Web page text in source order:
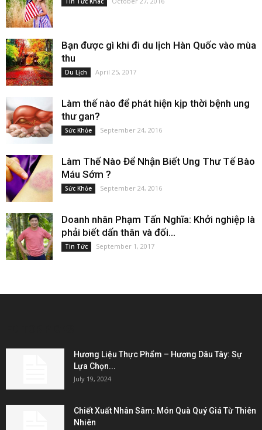
Bạn được gì khi đi du lịch Hàn Quốc vào mùa
thu
Du Lịch April 25, 2017
Làm thế nào để phát hiện kịp thời bệnh ung
thư gan?
Sức Khỏe September 24, 2016
Làm Thế Nào Để Nhận Biết Ung Thư Tế Bào
Máu Sớm ?
Sức Khỏe September 24, 2016
Doanh nhân Phạm Tấn Nghĩa: Khởi nghiệp là
phải biết dấn thân và đối...
Tin Tức September 1, 2017
Hương Liệu Thực Phẩm – Hương Dâu Tây: Sự
Lựa Chọn...
July 19, 2024
Chiết Xuất Nhân Sâm: Món Quà Quý Giá Từ Thiên
Nhiên